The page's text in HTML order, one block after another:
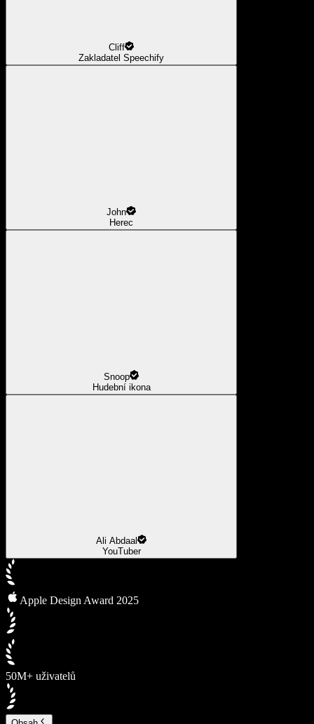
Cliff
Zakladatel Speechify
John
Herec
Snoop
Hudební ikona
Ali Abdaal
YouTuber
Apple Design Award 2025
50M+ uživatelů